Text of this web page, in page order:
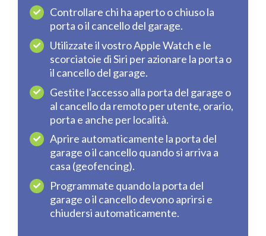
Controllare chi ha aperto o chiuso la
porta o il cancello del garage.
Utilizzate il vostro Apple Watch e le
scorciatoie di Siri per azionare la porta o
il cancello del garage.
Gestite l'accesso alla porta del garage o
al cancello da remoto per utente, orario,
porta e anche per località.
Aprire automaticamente la porta del
garage o il cancello quando si arriva a
casa (geofencing).
Programmate quando la porta del
garage o il cancello devono aprirsi e
chiudersi automaticamente.